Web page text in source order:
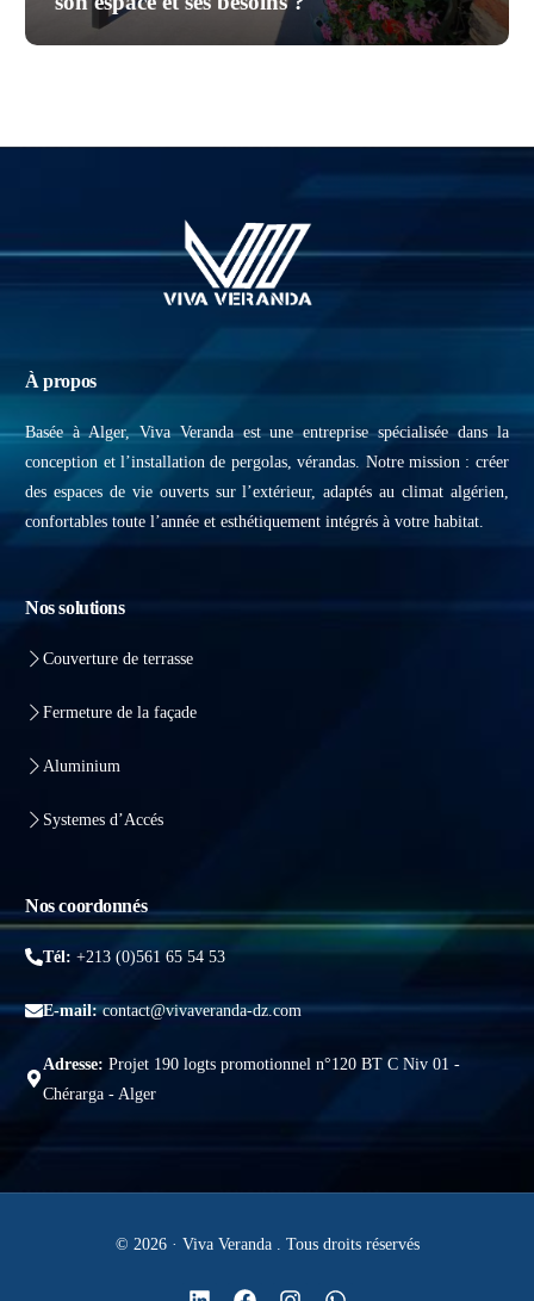
À propos
Basée à Alger, Viva Veranda est une entreprise spécialisée dans la
conception et l’installation de pergolas, vérandas. Notre mission : créer
des espaces de vie ouverts sur l’extérieur, adaptés au climat algérien,
confortables toute l’année et esthétiquement intégrés à votre habitat.
Nos solutions
Couverture de terrasse
Fermeture de la façade
Aluminium
Systemes d’Accés
Nos coordonnés
Tél:+213 (0)561 65 54 53
E-mail:contact@vivaveranda-dz.com
Adresse:Projet 190 logts promotionnel n°120 BT C Niv 01 -
Chérarga - Alger
© 2026 · Viva Veranda . Tous droits réservés